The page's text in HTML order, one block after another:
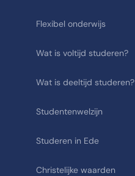
Flexibel onderwijs
Wat is voltijd studeren?
Wat is deeltijd studeren?
Studentenwelzijn
Studeren in Ede
Christelijke waarden